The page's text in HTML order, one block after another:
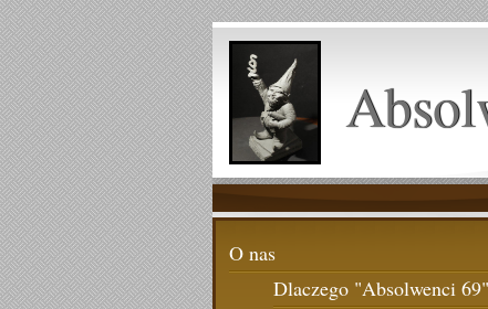
O nas
Dlaczego "Absolwenci 69"